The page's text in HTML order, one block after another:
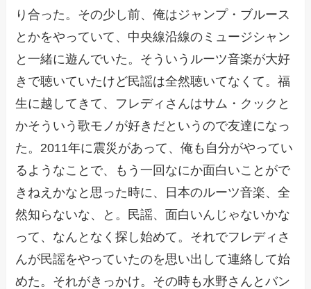
り合った。その少し前、俺はジャンプ・ブルース
とかをやっていて、中央線沿線のミュージシャン
と一緒に遊んでいた。そういうルーツ音楽が大好
きで聴いていたけど民謡は全然聴いてなくて。福
生に越してきて、フレディさんはサム・クックと
かそういう歌モノが好きだというので友達になっ
た。2011年に震災があって、俺も自分がやってい
るようなことで、もう一回なにか面白いことがで
きねえかなと思った時に、日本のルーツ音楽、全
然知らないな、と。民謡、面白いんじゃないかな
って、なんとなく探し始めて。それでフレディさ
んが民謡をやっていたのを思い出して連絡して始
めた。それがきっかけ。その時も水野さんとバン